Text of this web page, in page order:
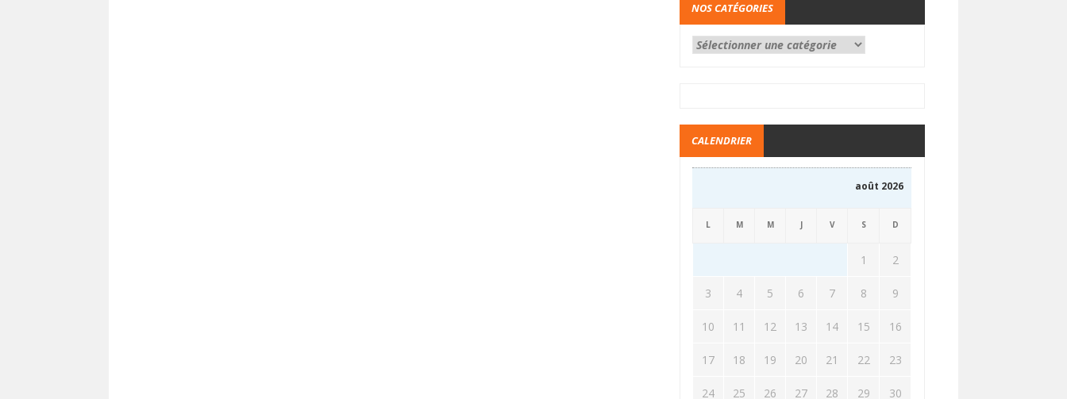
NOS CATÉGORIES
CALENDRIER
août 2026
L M M J V S D
1 2
3 4 5 6 7 8 9
10 11 12 13 14 15 16
17 18 19 20 21 22 23
24 25 26 27 28 29 30